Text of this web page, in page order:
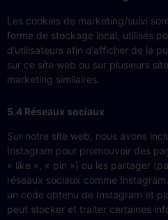
Les cookies de marketing/suivi
forme de stockage local, utilisés
d’utilisateurs afin d’afficher de la
sur ce site web ou sur plusieurs
marketing similaires.
5.4 Réseaux sociaux
Sur notre site web, nous avons
Instagram pour promouvoir des
« like », « pin ») ou les partager
réseaux sociaux comme
un code obtenu de Instagram et
peut stocker et traiter certaines